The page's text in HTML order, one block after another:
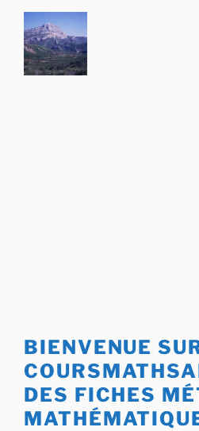
Aller
contenu
principal
BIENVENUE
DES FICHES